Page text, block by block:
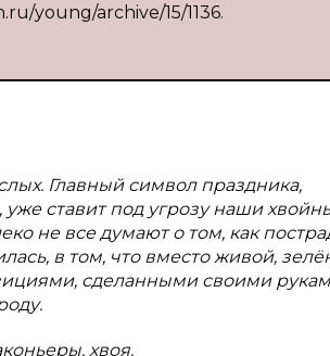
young/archive/15/1136.
Главный символ праздника,
ставит под угрозу наши
не все думают о том, как
в том, что вместо живой,
сделанными своими
хвоя.